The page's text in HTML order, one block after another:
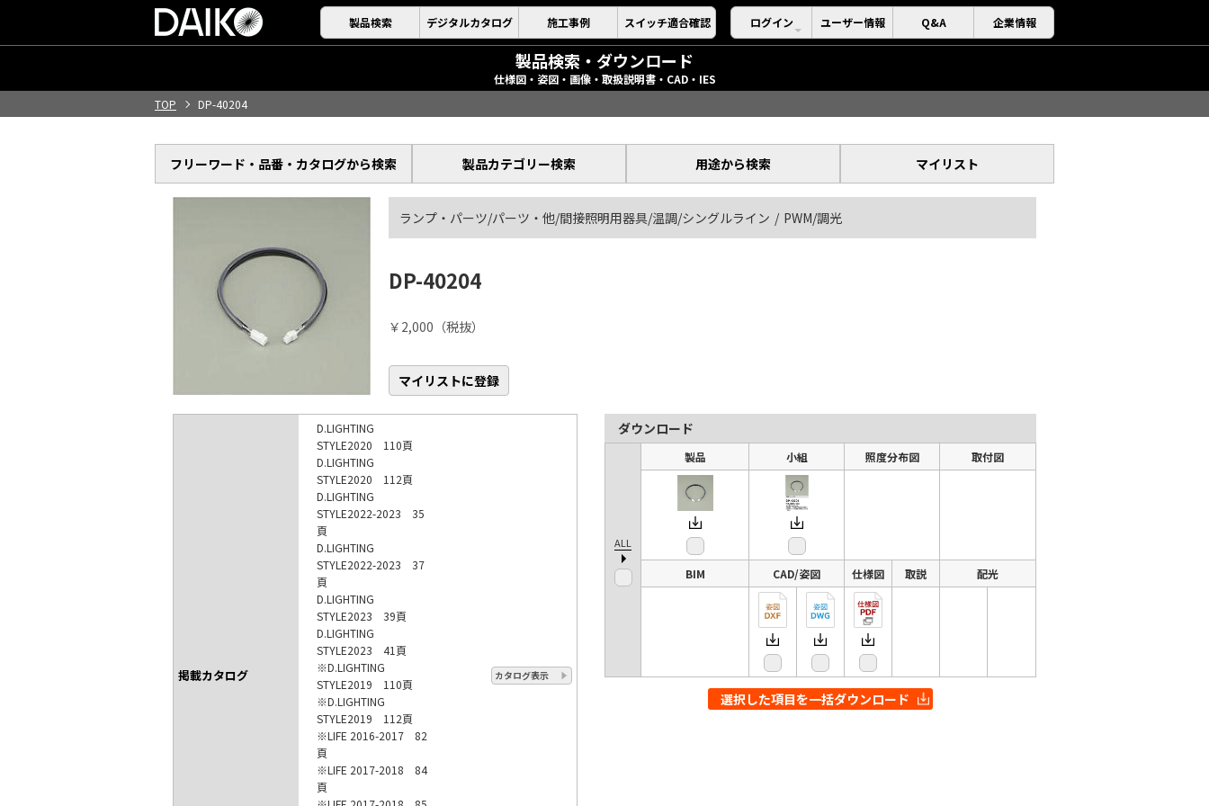
製品検索 デジタルカタログ 施工事例 スイッチ適合確認 ログイン ユーザー情報 Q&A 企業情報
製品検索・ダウンロード
仕様図・姿図・画像・取扱説明書・CAD・IES
TOP
DP-40204
フリーワード・品番・ カタログから検索 製品カテゴリー検索 用途から検索 マイリスト
ランプ・パーツ/パーツ・他/間接照明用器具/温調/シングルライン PWM/調光
DP-40204
￥2,000（税抜）
マイリストに登録
掲載カタログ
D.LIGHTING
STYLE2020 110頁
D.LIGHTING
STYLE2020 112頁
D.LIGHTING
STYLE2022-2023 35
頁
D.LIGHTING
STYLE2022-2023 37
頁
D.LIGHTING
STYLE2023 39頁
D.LIGHTING
STYLE2023 41頁
※D.LIGHTING
STYLE2019 110頁
※D.LIGHTING
STYLE2019 112頁
※LIFE 2016-2017 82
頁
※LIFE 2017-2018 84
頁
カタログ表示
ダウンロード
ALL
製品 小組 照度分布図 取付図
BIM CAD/姿図 仕様図 取説 配光
選択した項目を一括ダウンロード